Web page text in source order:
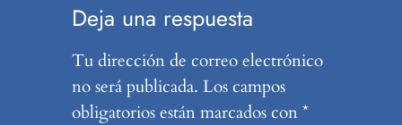
Deja una respuesta
Tu dirección de correo electrónico
no será publicada. Los campos
obligatorios están marcados con*